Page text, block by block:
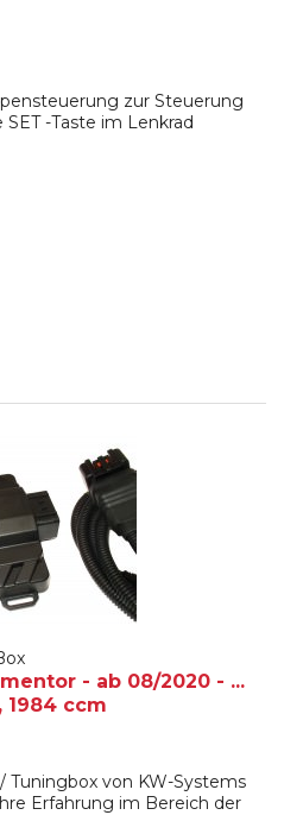
zur Steuerung
-Taste im Lenkrad
- ab 08/2020 - ...
1984 ccm
von KW-Systems
Erfahrung im Bereich der